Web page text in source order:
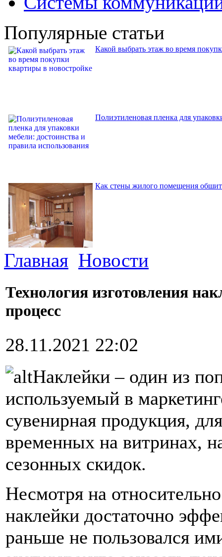
Популярные статьи
Какой выбрать этаж во время
Полиэтиленовая пленка для
Как стены жилого помещения
Главная Новости
Технология изготовления
процесс
28.11.2021 22:02
Наклейки – один из
используемый в
сувенирная продукция,
временных на витринах,
сезонных скидок.
Несмотря на
наклейки достаточно
раньше не пользовался